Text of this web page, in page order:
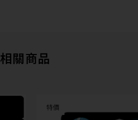
相關商品
特價